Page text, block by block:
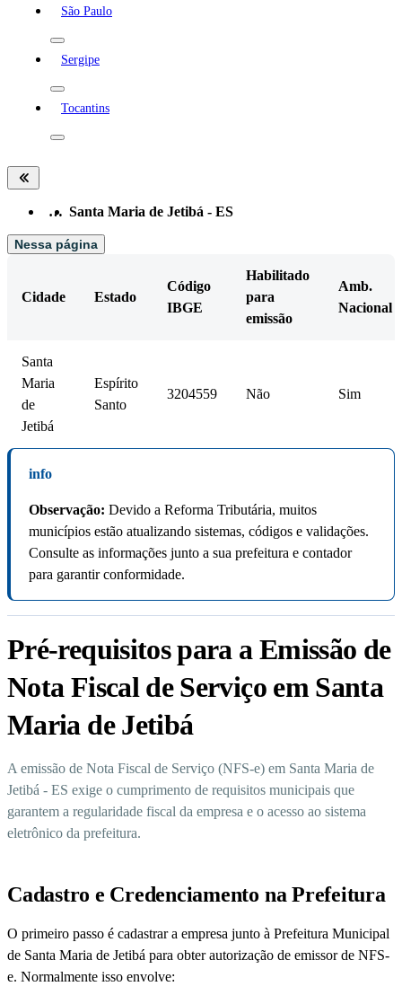
São Paulo
Sergipe
Tocantins
… Santa Maria de Jetibá - ES
Nessa página
Cidade Estado
Código
IBGE
Habilitado
para
emissão
Amb.
Nacional
Santa
Maria
de
Jetibá
Espírito
Santo
3204559 Não Sim
info
Observação: Devido a Reforma Tributária, muitos
municípios estão atualizando sistemas, códigos e validações.
Consulte as informações junto a sua prefeitura e contador
para garantir conformidade.
Pré-requisitos para a Emissão de
Nota Fiscal de Serviço em Santa
Maria de Jetibá
A emissão de Nota Fiscal de Serviço (NFS-e) em Santa Maria de
Jetibá - ES exige o cumprimento de requisitos municipais que
garantem a regularidade fiscal da empresa e o acesso ao sistema
eletrônico da prefeitura.
Cadastro e Credenciamento na Prefeitura
O primeiro passo é cadastrar a empresa junto à Prefeitura Municipal
de Santa Maria de Jetibá para obter autorização de emissor de NFS-
e. Normalmente isso envolve: